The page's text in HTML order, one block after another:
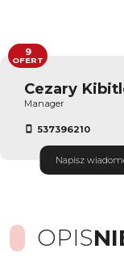
Cezary
Manager
537396210
Napisz
9
OFERT
OPIS